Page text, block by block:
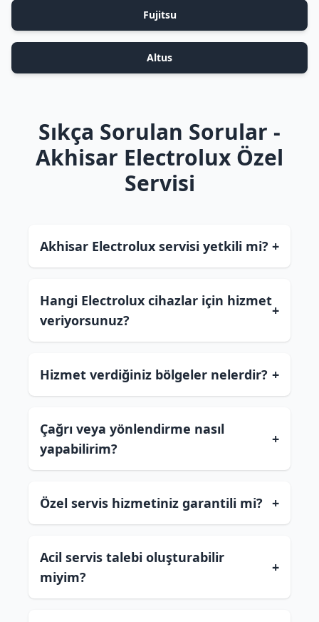
Fujitsu
Altus
Sıkça Sorulan Sorular -
Akhisar Electrolux Özel
Servisi
Akhisar Electrolux servisi yetkili mi? +
Hangi Electrolux cihazlar için hizmet
veriyorsunuz?
+
Hizmet verdiğiniz bölgeler nelerdir? +
Çağrı veya yönlendirme nasıl
yapabilirim?
+
Özel servis hizmetiniz garantili mi? +
Acil servis talebi oluşturabilir
miyim?
+